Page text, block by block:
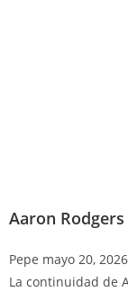
Aaron
Pepe mayo 20, 2026
La continuidad de